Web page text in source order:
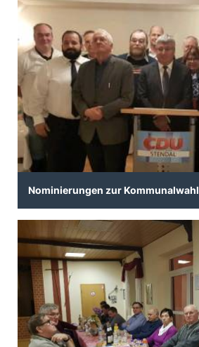
Nominierungen zur Kommunalwahl